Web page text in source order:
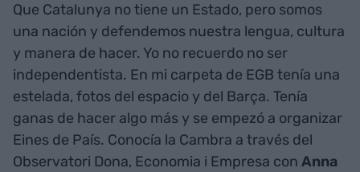
Que Catalunya no tiene un Estado, pero somos
una nación y defendemos nuestra lengua, cultura
y manera de hacer. Yo no recuerdo no ser
independentista. En mi carpeta de EGB tenía una
estelada, fotos del espacio y del Barça. Tenía
ganas de hacer algo más y se empezó a organizar
Eines de País. Conocía la Cambra a través del
Observatori Dona, Economia i Empresa con Anna